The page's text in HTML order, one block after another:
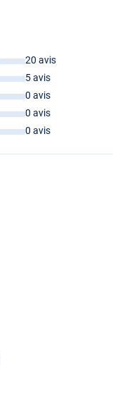
20 avis
5 avis
0 avis
0 avis
0 avis